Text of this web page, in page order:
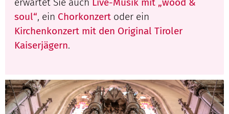
soul“, ein Chorkonzert oder ein
Kirchenkonzert mit den Original Tiroler
Kaiserjägern.